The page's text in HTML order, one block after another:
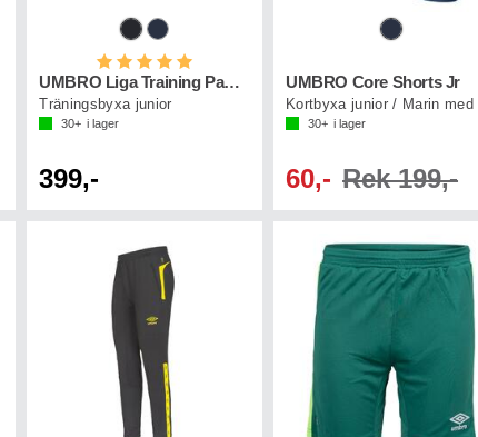
Betyg:
UMBRO Liga Training Pant Jr
Träningsbyxa junior
30+ i lager
399,-
UMBRO Core Shorts Jr
30+ i lager
60,- Rek 199,-